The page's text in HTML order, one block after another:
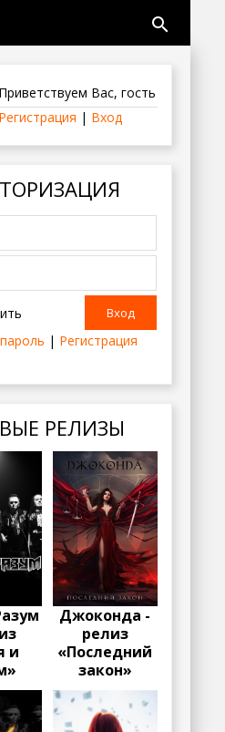
search
Приветствуем Вас, гость
Регистрация | Вход
| Регистрация
РЕЛИЗЫ
и
Джоконда -
релиз
«Последний
закон»